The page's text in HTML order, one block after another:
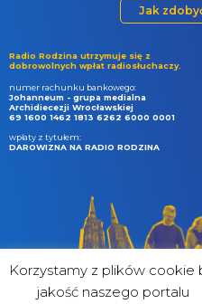
Jak
Radio Rodzina utrzymuje się z
dobrowolnych wpłat radiosłuchaczy.
numer rachunku bankowego:
Johanneum - grupa medialna
Archidiecezji Wrocławskiej
69 1600 1462 1813 6262 6000 0001
wpłaty z tytułem:
DAROWIZNA NA RADIO RODZINA
Korzystamy z plików cookie
jakość naszego portalu